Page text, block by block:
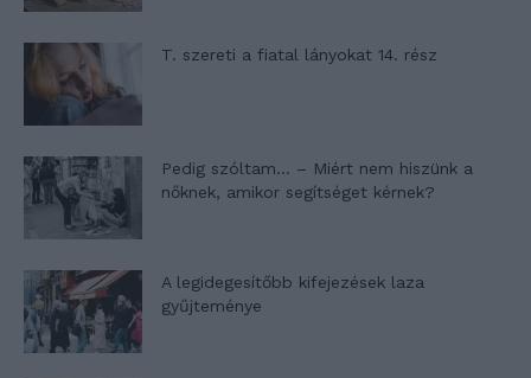
T. szereti a fiatal lányokat 14. rész
Pedig szóltam… – Miért nem hiszünk a
nőknek, amikor segítséget kérnek?
A legidegesítőbb kifejezések laza
gyűjteménye